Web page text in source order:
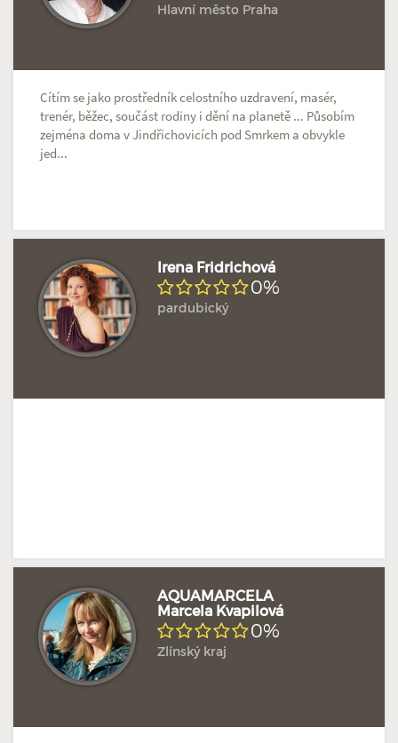
Hlavní město Praha
Cítím se jako prostředník celostního uzdravení, masér,
trenér, běžec, součást rodiny i dění na planetě ... Působím
zejména doma v Jindřichovicích pod Smrkem a obvykle
jed...
Irena Fridrichová
0%
pardubický
AQUAMARCELA
Marcela Kvapilová
0%
Zlínský kraj